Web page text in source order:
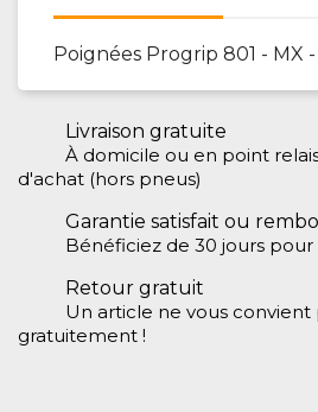
Poignées Progrip 801 - MX
Livraison gratuite
À domicile ou en point
d'achat (hors pneus)
Garantie satisfait ou
Bénéficiez de 30 jours pour
Retour gratuit
Un article ne vous convient
gratuitement !